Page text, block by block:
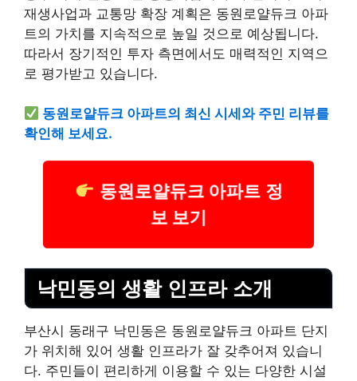
재생사업과 교통망 확장 계획은 동원로얄듀크 아파
트의 가치를 지속적으로 높일 것으로 예상됩니다.
따라서 장기적인 투자 측면에서도 매력적인 지역으
로 평가받고 있습니다.
동원로얄듀크 아파트의 최신 시세와 주민 리뷰를
확인해 보세요.
동원로얄듀크 아파트 정
보 보기
낙민동의 생활 인프라 소개
부산시 동래구 낙민동은 동원로얄듀크 아파트 단지
가 위치해 있어 생활 인프라가 잘 갖추어져 있습니
다. 주민들이 편리하게 이용할 수 있는 다양한 시설